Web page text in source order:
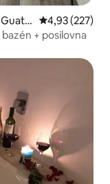
Průměrné
4,93 (227)
bazén + posilovna